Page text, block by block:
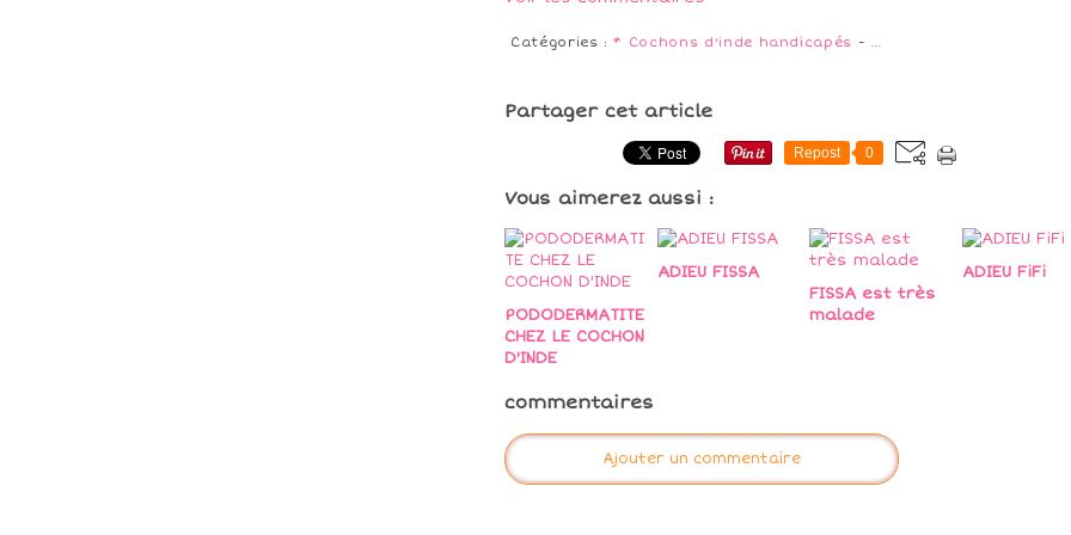
Catégories :* Cochons d'inde handicapés - …
Partager cet article
Repost 0
Vous aimerez aussi :
PODODERMATITE
CHEZ LE COCHON
D'INDE
ADIEU FISSA
FISSA est très
malade
ADIEU FiFi
commentaires
Ajouter un commentaire